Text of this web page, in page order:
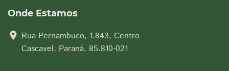
Onde Estamos
location_on Rua Pernambuco, 1.843, Centro
Cascavel, Paraná, 85.810-021